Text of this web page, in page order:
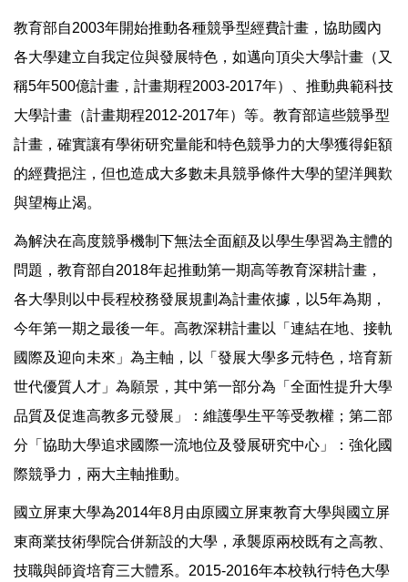
教育部自2003年開始推動各種競爭型經費計畫，協助國內
各大學建立自我定位與發展特色，如邁向頂尖大學計畫（又
稱5年500億計畫，計畫期程2003-2017年）、推動典範科技
大學計畫（計畫期程2012-2017年）等。教育部這些競爭型
計畫，確實讓有學術研究量能和特色競爭力的大學獲得鉅額
的經費挹注，但也造成大多數未具競爭條件大學的望洋興歎
與望梅止渴。
為解決在高度競爭機制下無法全面顧及以學生學習為主體的
問題，教育部自2018年起推動第一期高等教育深耕計畫，
各大學則以中長程校務發展規劃為計畫依據，以5年為期，
今年第一期之最後一年。高教深耕計畫以「連結在地、接軌
國際及迎向未來」為主軸，以「發展大學多元特色，培育新
世代優質人才」為願景，其中第一部分為「全面性提升大學
品質及促進高教多元發展」：維護學生平等受教權；第二部
分「協助大學追求國際一流地位及發展研究中心」：強化國
際競爭力，兩大主軸推動。
國立屏東大學為2014年8月由原國立屏東教育大學與國立屏
東商業技術學院合併新設的大學，承襲原兩校既有之高教、
技職與師資培育三大體系。2015-2016年本校執行特色大學